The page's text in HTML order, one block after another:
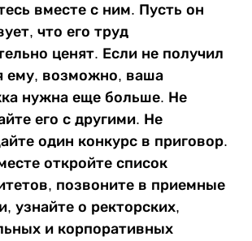
вместе с ним. Пусть он
что его труд
ценят. Если не получил
ему, возможно, ваша
нужна еще больше. Не
его с другими. Не
один конкурс в приговор.
откройте список
позвоните в приемные
узнайте о ректорских,
и корпоративных